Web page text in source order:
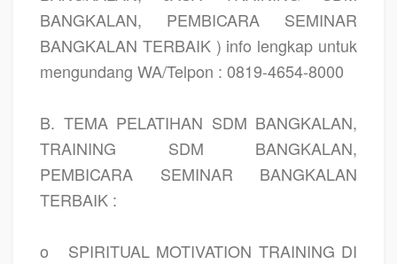
BANGKALAN, PEMBICARA SEMINAR
BANGKALAN TERBAIK ) info lengkap untuk
mengundang WA/Telpon : 0819-4654-8000
B. TEMA PELATIHAN SDM BANGKALAN,
TRAINING SDM BANGKALAN,
PEMBICARA SEMINAR BANGKALAN
TERBAIK :
o
SPIRITUAL MOTIVATION TRAINING DI